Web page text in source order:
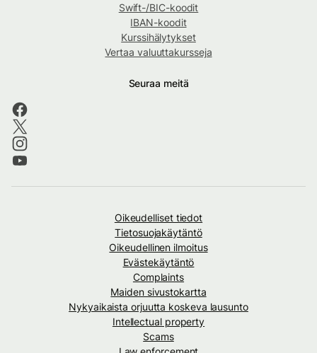
Swift-/BIC-koodit
IBAN-koodit
Kurssihälytykset
Vertaa valuuttakursseja
Seuraa meitä
Oikeudelliset tiedot
Tietosuojakäytäntö
Oikeudellinen ilmoitus
Evästekäytäntö
Complaints
Maiden sivustokartta
Nykyaikaista orjuutta koskeva lausunto
Intellectual property
Scams